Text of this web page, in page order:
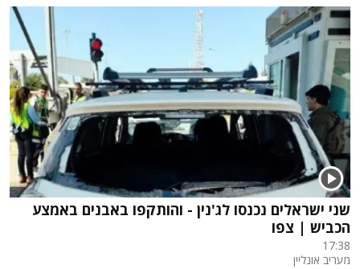
שני ישראלים נכנסו לג'נין - והותקפו באבנים באמצע
הכביש | צפו
17:38
מעריב אונליין